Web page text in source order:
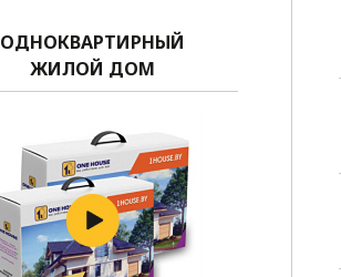
ОДНОКВАРТИРНЫЙ
ЖИЛОЙ ДОМ